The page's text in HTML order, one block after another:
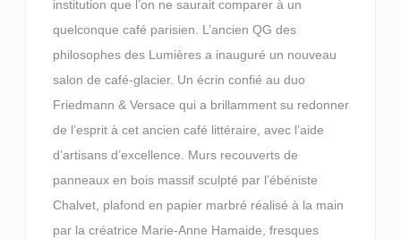
institution que l’on ne saurait comparer à un
quelconque café parisien. L’ancien QG des
philosophes des Lumières a inauguré un nouveau
salon de café-glacier. Un écrin confié au duo
Friedmann & Versace qui a brillamment su redonner
de l’esprit à cet ancien café littéraire, avec l’aide
d’artisans d’excellence. Murs recouverts de
panneaux en bois massif sculpté par l’ébéniste
Chalvet, plafond en papier marbré réalisé à la main
par la créatrice Marie-Anne Hamaide, fresques